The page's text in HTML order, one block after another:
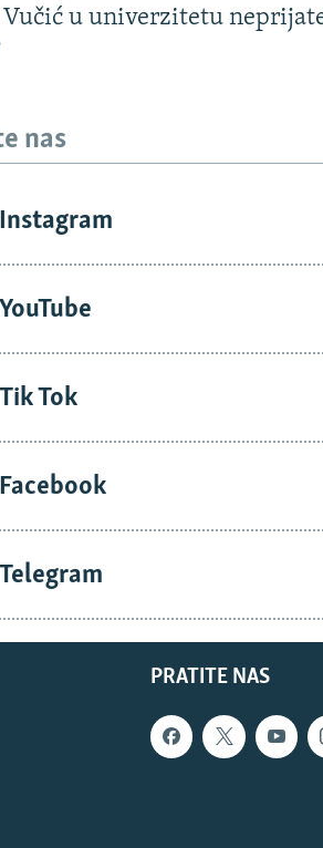
u univerzitetu
nas
Instagram
YouTube
Tik Tok
Facebook
Telegram
PRATITE NAS